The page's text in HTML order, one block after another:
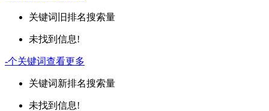
关键词 旧排名搜索量
未找到信息!
-个关键词查看更多
关键词新排名搜索量
未找到信息!